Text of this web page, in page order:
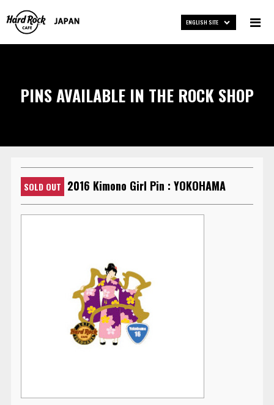
ENGLISH SITE
PINS AVAILABLE IN THE ROCK SHOP
SOLD OUT 2016 Kimono Girl Pin : YOKOHAMA